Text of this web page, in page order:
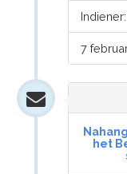
7
het